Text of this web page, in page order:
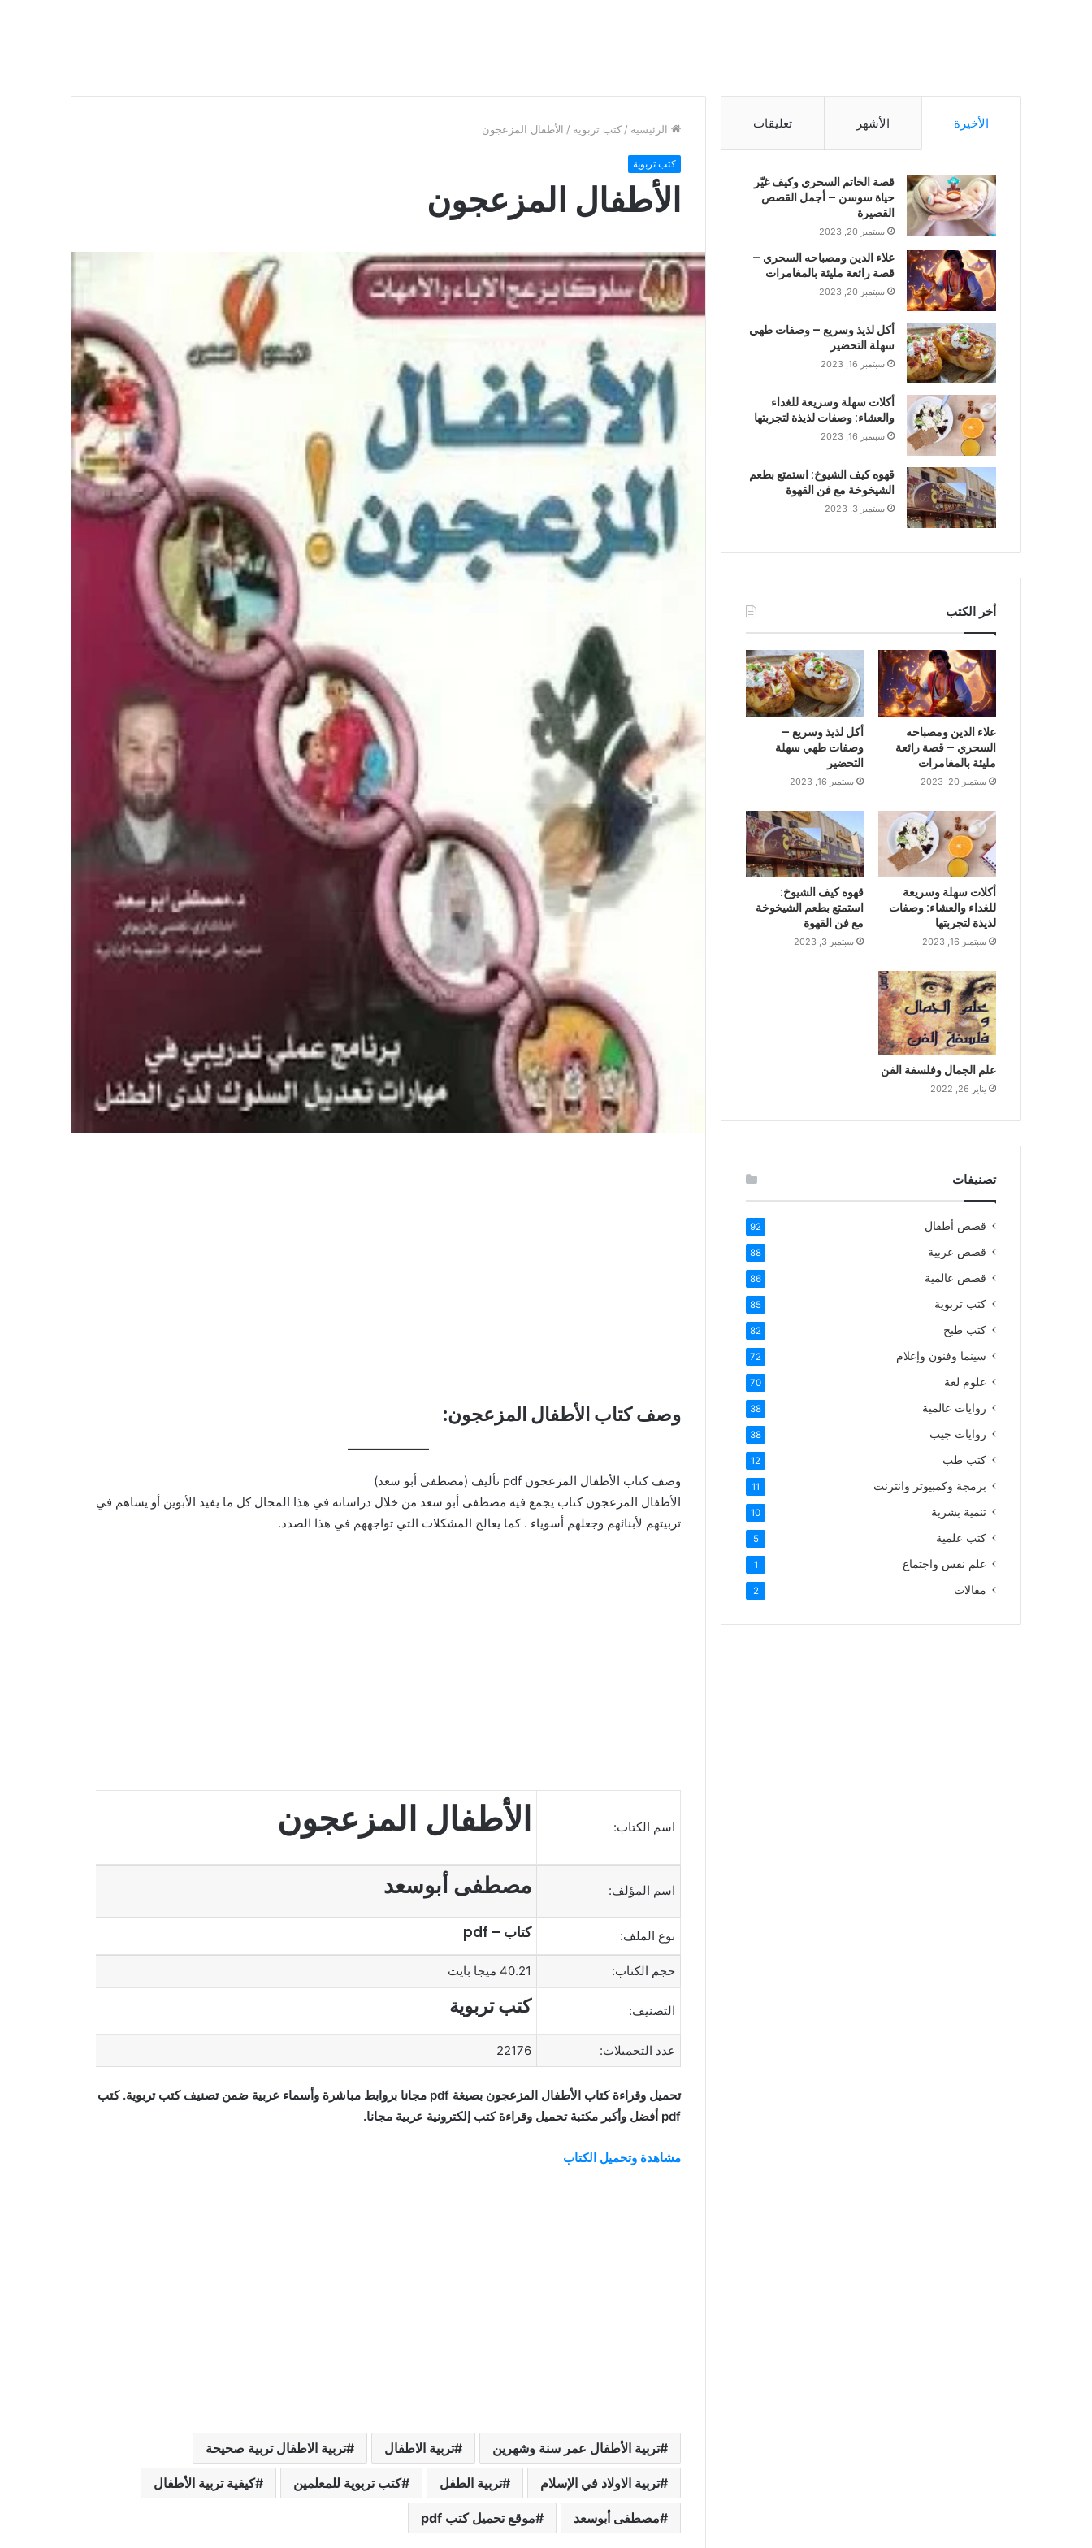
الرئيسية / كتب تربوية / الأطفال المزعجون
كتب تربوية
الأطفال المزعجون
وصف كتاب الأطفال المزعجون:
وصف كتاب الأطفال المزعجون pdf تأليف (مصطفى أبو سعد)
الأطفال المزعجون كتاب يجمع فيه مصطفى أبو سعد من خلال دراساته في هذا المجال كل ما يفيد الأبوين أو يساهم في
تربيتهم لأبنائهم وجعلهم أسوياء . كما يعالج المشكلات التي تواجههم في هذا الصدد.
اسم الكتاب: الأطفال المزعجون
اسم المؤلف: مصطفى أبوسعد
نوع الملف: كتاب – pdf
حجم الكتاب: 40.21 ميجا بايت
التصنيف: كتب تربوية
عدد التحميلات: 22176
تحميل وقراءة كتاب الأطفال المزعجون بصيغة pdf مجانا بروابط مباشرة وأسماء عربية ضمن تصنيف كتب تربوية. كتب
pdf أفضل وأكبر مكتبة تحميل وقراءة كتب إلكترونية عربية مجانا.
مشاهدة وتحميل الكتاب
تربية الأطفال عمر سنة وشهرين تربية الاطفال تربية الاطفال تربية صحيحة
تربية الاولاد في الإسلام تربية الطفل كتب تربوية للمعلمين كيفية تربية الأطفال
مصطفى أبوسعد موقع تحميل كتب pdf
الأخيرة الأشهر تعليقات
قصة الخاتم السحري وكيف غيّر
حياة سوسن – أجمل القصص
القصيرة
سبتمبر 20, 2023
علاء الدين ومصباحه السحري –
قصة رائعة مليئة بالمغامرات
سبتمبر 20, 2023
أكل لذيذ وسريع – وصفات طهي
سهلة التحضير
سبتمبر 16, 2023
أكلات سهلة وسريعة للغداء
والعشاء: وصفات لذيذة لتجربتها
سبتمبر 16, 2023
قهوه كيف الشيوخ: استمتع بطعم
الشيخوخة مع فن القهوة
سبتمبر 3, 2023
أخر الكتب
علاء الدين ومصباحه
السحري – قصة رائعة
مليئة بالمغامرات
سبتمبر 20, 2023
أكل لذيذ وسريع –
وصفات طهي سهلة
التحضير
سبتمبر 16, 2023
أكلات سهلة وسريعة
للغداء والعشاء: وصفات
لذيذة لتجربتها
سبتمبر 16, 2023
قهوه كيف الشيوخ:
استمتع بطعم الشيخوخة
مع فن القهوة
سبتمبر 3, 2023
علم الجمال وفلسفة الفن
يناير 26, 2022
تصنيفات
قصص أطفال 92
قصص عربية 88
قصص عالمية 86
كتب تربوية 85
كتب طبخ 82
سينما وفنون وإعلام 72
علوم لغة 70
روايات عالمية 38
روايات جيب 38
كتب طب 12
برمجة وكمبيوتر وانترنت 11
تنمية بشرية 10
كتب علمية 5
علم نفس واجتماع 1
مقالات 2